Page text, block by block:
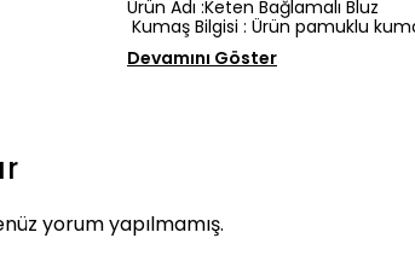
Ürün Adı :Keten Bağlamalı Bluz
Kumaş Bilgisi : Ürün pamuklu
Devamını Göster
yorum yapılmamış.